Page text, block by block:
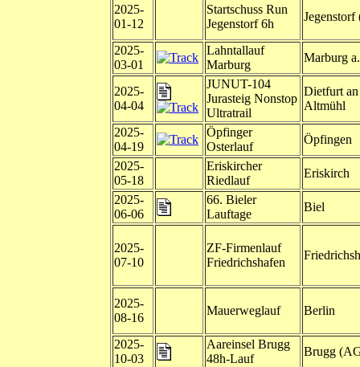
2025-
01-12
Startschuss Run
Jegenstorf 6h
Jegenstorf
2025-
03-01
Lahntallauf
Marburg
Marburg
2025-
04-04
JUNUT-104
Jurasteig Nonstop
Ultratrail
Dietfurt
Altmühl
2025-
04-19
Öpfinger
Osterlauf
Öpfingen
2025-
05-18
Eriskircher
Riedlauf
Eriskirch
2025-
06-06
66. Bieler
Lauftage
Biel
2025-
07-10
ZF-Firmenlauf
Friedrichshafen
2025-
08-16
Mauerweglauf Berlin
2025-
10-03
Aareinsel Brugg
48h-Lauf
Brugg